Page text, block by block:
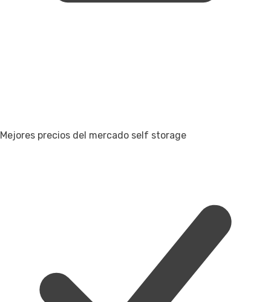
Mejores precios del mercado self storage